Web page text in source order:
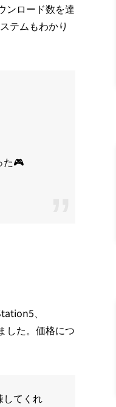
ンロード数を達
テムもわかり
た🎮
、
した。価格につ
してくれ